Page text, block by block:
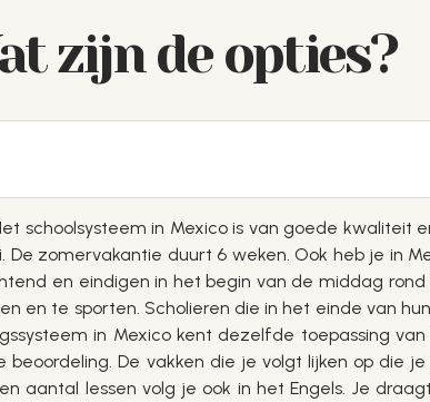
zijn de opties?
schoolsysteem in Mexico is van goede kwaliteit
zomervakantie duurt 6 weken. Ook heb je in
en eindigen in het begin van de middag rond
en te sporten. Scholieren die in het einde van
in Mexico kent dezelfde toepassing van
De vakken die je volgt lijken op die je
aantal lessen volg je ook in het Engels. Je